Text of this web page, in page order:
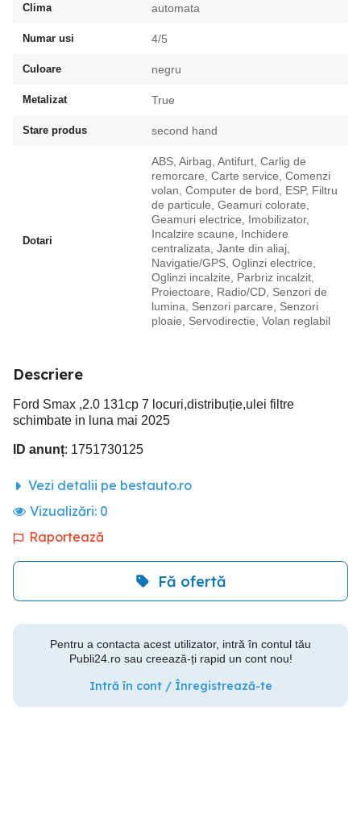
Clima automata
Numar usi 4/5
Culoare negru
Metalizat True
Stare produs second hand
Dotari
ABS, Airbag, Antifurt, Carlig de
remorcare, Carte service, Comenzi
volan, Computer de bord, ESP, Filtru
de particule, Geamuri colorate,
Geamuri electrice, Imobilizator,
Incalzire scaune, Inchidere
centralizata, Jante din aliaj,
Navigatie/GPS, Oglinzi electrice,
Oglinzi incalzite, Parbriz incalzit,
Proiectoare, Radio/CD, Senzori de
lumina, Senzori parcare, Senzori
ploaie, Servodirectie, Volan reglabil
Descriere
Ford Smax ,2.0 131cp 7 locuri,distribuție,ulei filtre
schimbate in luna mai 2025
ID anunț: 1751730125
Vezi detalii pe bestauto.ro
Vizualizări: 0
Raportează
Fă ofertă
Pentru a contacta acest utilizator, intră în contul tău
Publi24.ro sau creează-ți rapid un cont nou!
Intră în cont / Înregistrează-te